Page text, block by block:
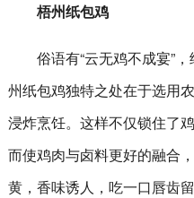
梧州纸包鸡
俗语有“云无鸡不成宴”
州纸包鸡独特之处在于选用
浸炸烹饪。这样不仅锁住了
而使鸡肉与卤料更好的融合
黄，香味诱人，吃一口唇齿